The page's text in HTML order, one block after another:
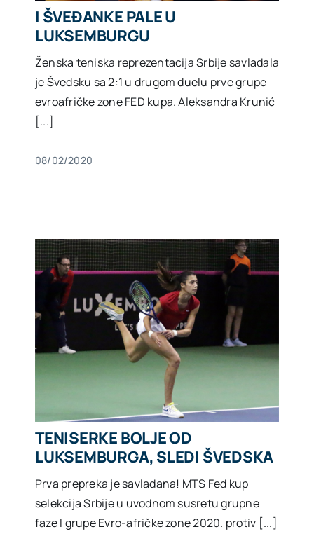
I ŠVEĐANKE PALE U
LUKSEMBURGU
Ženska teniska reprezentacija Srbije savladala
je Švedsku sa 2:1 u drugom duelu prve grupe
evroafričke zone FED kupa. Aleksandra Krunić
[...]
08/02/2020
TENISERKE BOLJE OD
LUKSEMBURGA, SLEDI ŠVEDSKA
Prva prepreka je savladana! MTS Fed kup
selekcija Srbije u uvodnom susretu grupne
faze I grupe Evro-afričke zone 2020. protiv [...]